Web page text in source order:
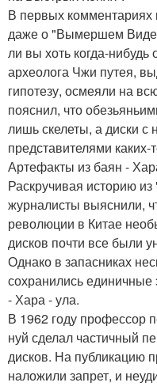
В первых комментариях
даже о "Вымершем
ли вы хоть когда-
археолога Чжи путея,
гипотезу, осмеяли на
пояснил, что
лишь скелеты, а диски
представителями каких-
Артефакты из баян -
Раскручивая историю
журналисты выяснили,
революции в Китае
дисков почти все были
Однако в запасниках
сохранились
- Хара - ула.
В 1962 году профессор
нуй сделал частичный
дисков. На публикацию
наложили запрет, и